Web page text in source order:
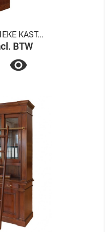
KAST...
BTW
